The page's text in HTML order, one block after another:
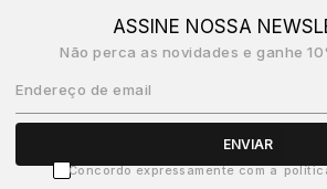
ASSINE NOSSA
Não perca as novidades e ganhe
Endereço de email
ENVIAR
Concordo expressamente com a